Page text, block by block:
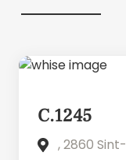
C.1245
, 2860